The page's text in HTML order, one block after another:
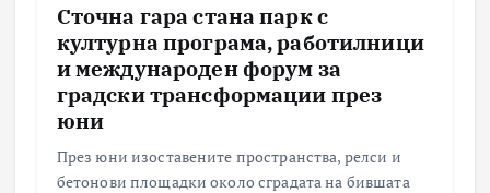
Сточна гара стана парк с
културна програма, работилници
и международен форум за
градски трансформации през
юни
През юни изоставените пространства, релси и
бетонови площадки около сградата на бившата